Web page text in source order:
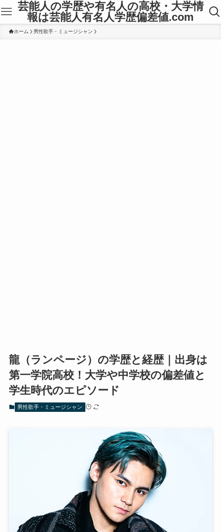
芸能人の学歴や有名人の高校・大学情
報は芸能人有名人学歴偏差値.com
ホーム 男性歌手・ミュージシャン
龍（ランページ）の学歴と経歴｜出身は
第一学院高校！大学や中学校の偏差値と
学生時代のエピソード
男性歌手・ミュージシャン